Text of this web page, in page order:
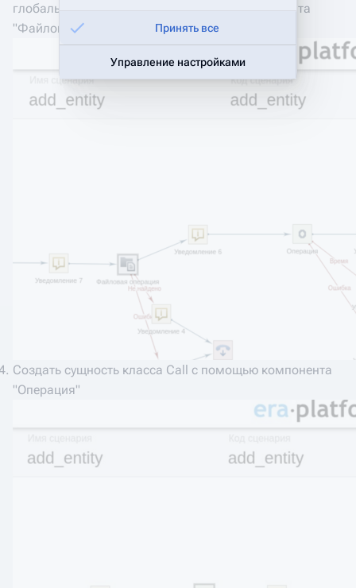
глобальную папку домена с помощью компонента
"Файловая операция"
Создать сущность класса Call с помощью компонента
"Операция"
Принять все
Управление настройками